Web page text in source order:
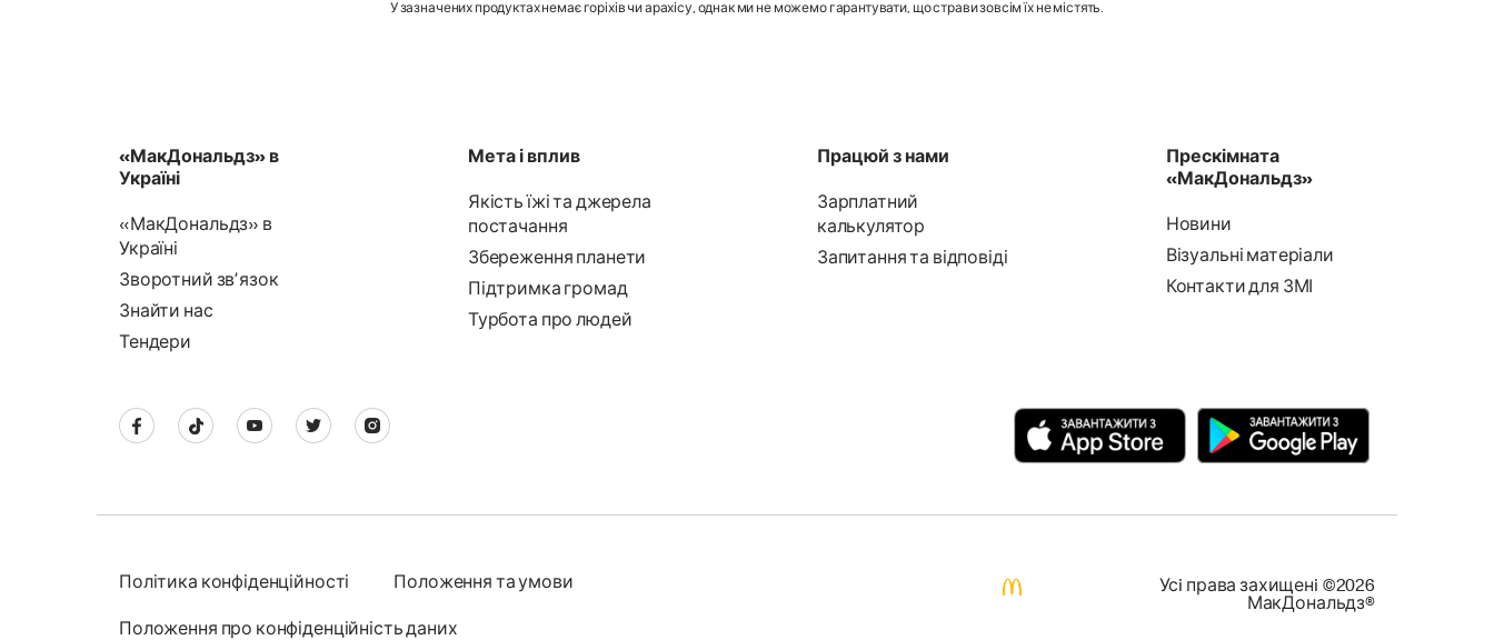
У зазначених продуктах немає горіхів чи арахісу, однак ми не можемо гарантувати, що страви зовсім їх не містять.
«МакДональдз» в
Україні
«МакДональдз» в
Україні
Зворотний звʼязок
Знайти нас
Тендери
Мета і вплив
Якість їжі та джерела
постачання
Збереження планети
Підтримка громад
Турбота про людей
Працюй з нами
Зарплатний
калькулятор
Запитання та відповіді
Прескімната
«МакДональдз»
Новини
Візуальні матеріали
Контакти для ЗМІ
Політика конфіденційності Положення та умови
Положення про конфіденційність даних
Усi права захищенi ©2026
МакДональдз®